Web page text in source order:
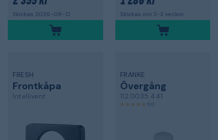
Skickas 2026-08-12 Skickas om 2-3 veckor
FRESH
Frontkåpa
Intellivent
FRANKE
Övergång
112.0035.441
5,0